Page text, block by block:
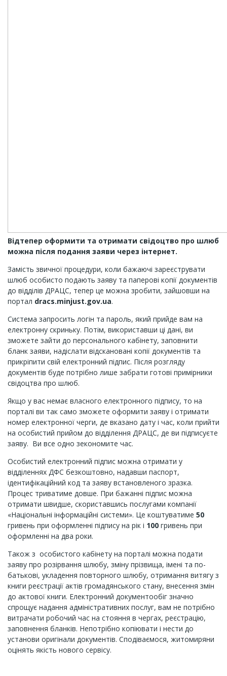
Відтепер оформити та отримати свідоцтво про шлюб
можна після подання заяви через інтернет.
Замість звичної процедури, коли бажаючі зареєструвати
шлюб особисто подають заяву та паперові копії документів
до відділів ДРАЦС, тепер це можна зробити, зайшовши на
портал dracs.minjust.gov.ua.
Система запросить логін та пароль, який прийде вам на
електронну скриньку. Потім, використавши ці дані, ви
зможете зайти до персонального кабінету, заповнити
бланк заяви, надіслати відскановані копії документів та
прикріпити свій електронний підпис. Після розгляду
документів буде потрібно лише забрати готові примірники
свідоцтва про шлюб.
Якщо у вас немає власного електронного підпису, то на
порталі ви так само зможете оформити заяву і отримати
номер електронної черги, де вказано дату і час, коли прийти
на особистий прийом до відділення ДРАЦС, де ви підписуєте
заяву. Ви все одно зекономите час.
Особистий електронний підпис можна отримати у
відділеннях ДФС безкоштовно, надавши паспорт,
ідентифікаційний код та заяву встановленого зразка.
Процес триватиме довше. При бажанні підпис можна
отримати швидше, скориставшись послугами компанії
«Національні інформаційні системи». Це коштуватиме 50
гривень при оформленні підпису на рік і 100 гривень при
оформленні на два роки.
Також з особистого кабінету на порталі можна подати
заяву про розірвання шлюбу, зміну прізвища, імені та по-
батькові, укладення повторного шлюбу, отримання витягу з
книги реєстрації актів громадянського стану, внесення змін
до актової книги. Електронний документообіг значно
спрощує надання адміністративних послуг, вам не потрібно
витрачати робочий час на стояння в чергах, реєстрацію,
заповнення бланків. Непотрібно копіювати і нести до
установи оригінали документів. Сподіваємося, житомиряни
оцінять якість нового сервісу.